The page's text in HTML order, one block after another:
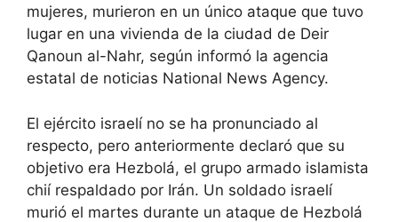
mujeres, murieron en un único ataque que tuvo
lugar en una vivienda de la ciudad de Deir
Qanoun al-Nahr, según informó la agencia
estatal de noticias National News Agency.
El ejército israelí no se ha pronunciado al
respecto, pero anteriormente declaró que su
objetivo era Hezbolá, el grupo armado islamista
chií respaldado por Irán. Un soldado israelí
murió el martes durante un ataque de Hezbolá